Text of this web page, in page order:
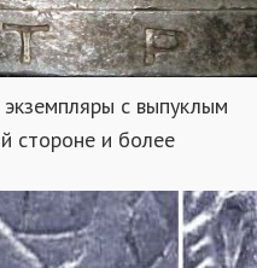
с выпуклым
стороне и более